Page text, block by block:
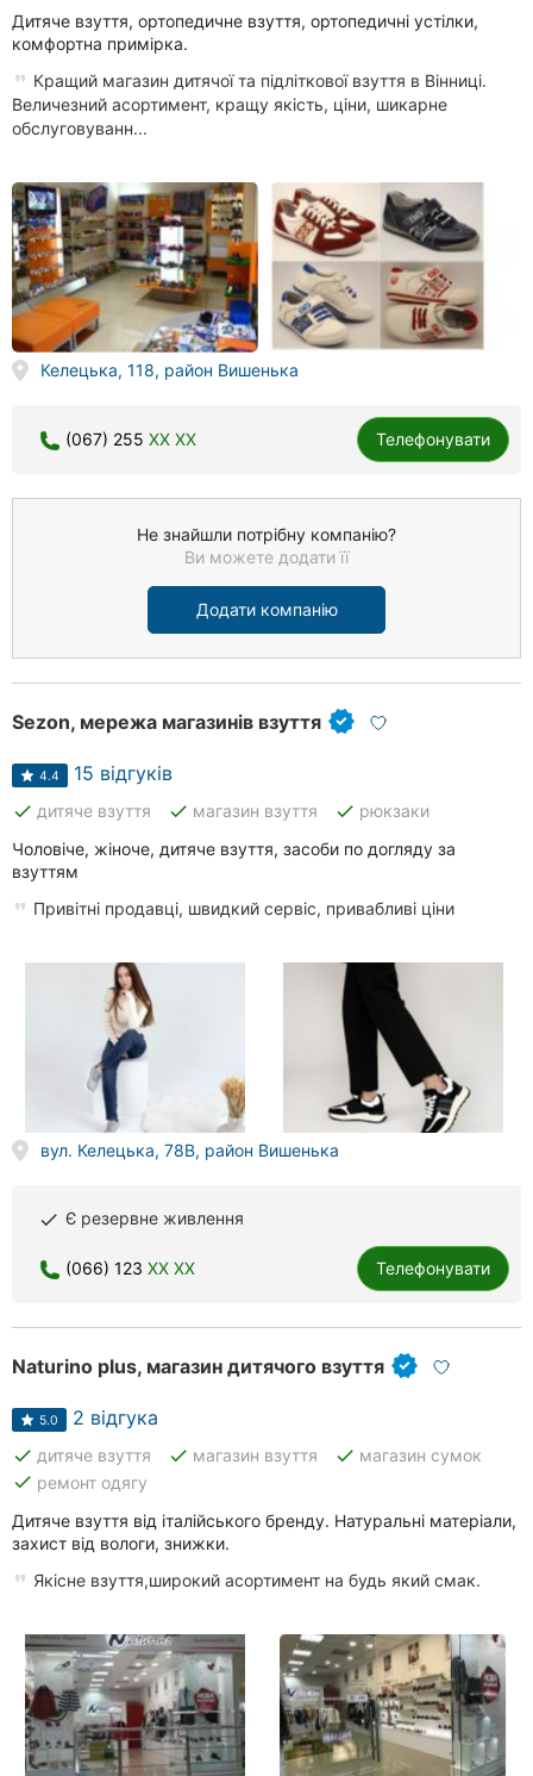
Дитяче взуття, ортопедичне взуття, ортопедичні устілки,
комфортна примірка.
Кращий магазин дитячої та підліткової взуття в Вінниці.
Величезний асортимент, кращу якість, ціни, шикарне
обслуговуванн...
Келецька, 118, район Вишенька
(067) 255 XX XX Телефонувати
Не знайшли потрібну компанію?
Ви можете додати її
Додати компанію
Sezon, мережа магазинів взуття
4.4 15 відгуків
done дитяче взуття done магазин взуття done рюкзаки
Чоловіче, жіноче, дитяче взуття, засоби по догляду за
взуттям
Привітні продавці, швидкий сервіс, привабливі ціни
вул. Келецька, 78В, район Вишенька
done Є резервне живлення
(066) 123 XX XX Телефонувати
Naturino plus, магазин дитячого взуття
5.0 2 відгука
done дитяче взуття done магазин взуття done магазин сумок
done ремонт одягу
Дитяче взуття від італійського бренду. Натуральні матеріали,
захист від вологи, знижки.
Якісне взуття,широкий асортимент на будь який смак.